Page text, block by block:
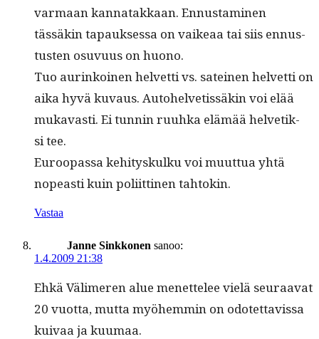
var­maan kan­natakkaan. Ennus­t­a­mi­nen
tässäkin tapauk­ses­sa on vaikeaa tai siis ennus­
tusten osu­vu­us on huono.
Tuo aurinkoinen hel­vetti vs. sateinen hel­vetti on
aika hyvä kuvaus. Auto­hel­vetis­säkin voi elää
mukavasti. Ei tun­nin ruuh­ka elämää hel­vetik­
si tee.
Euroopas­sa kehi­tyskulku voi muut­tua yhtä
nopeasti kuin poli­it­ti­nen tahtokin.
Vastaa
Janne Sinkkonen sanoo:
1.4.2009 21:38
Ehkä Välimeren alue menet­telee vielä seu­raa­vat
20 vuot­ta, mut­ta myöhem­min on odotet­tavis­sa
kuiv­aa ja kuumaa.